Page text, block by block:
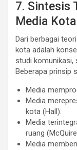
7. Sintesis
Media Kota
Dari berbagai
kota adalah
studi komunikasi,
Beberapa prinsip
Media
Media
kota (Hall).
Media
ruang
Media